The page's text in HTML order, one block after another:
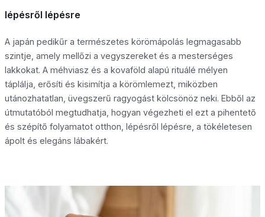
lépésről lépésre
A japán pedikűr a természetes körömápolás legmagasabb
szintje, amely mellőzi a vegyszereket és a mesterséges
lakkokat. A méhviasz és a kovaföld alapú rituálé mélyen
táplálja, erősíti és kisimítja a körömlemezt, miközben
utánozhatatlan, üvegszerű ragyogást kölcsönöz neki. Ebből az
útmutatóból megtudhatja, hogyan végezheti el ezt a pihentető
és szépítő folyamatot otthon, lépésről lépésre, a tökéletesen
ápolt és elegáns lábakért.